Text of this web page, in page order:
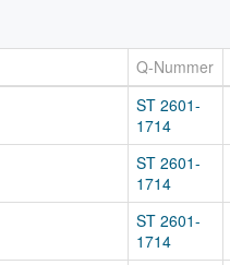
Q-Nummer
ST 2601-
1714
ST 2601-
1714
ST 2601-
1714